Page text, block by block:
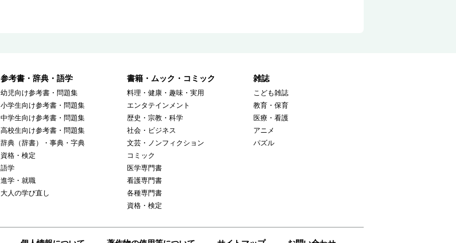
参考書・辞典・語学
幼児向け参考書・問題集
小学生向け参考書・問題集
中学生向け参考書・問題集
高校生向け参考書・問題集
辞典（辞書）・事典・字典
資格・検定
語学
進学・就職
大人の学び直し
書籍・ムック・コミック
料理・健康・趣味・実用
エンタテインメント
歴史・宗教・科学
社会・ビジネス
文芸・ノンフィクション
コミック
医学専門書
看護専門書
各種専門書
資格・検定
雑誌
こども雑誌
教育・保育
医療・看護
アニメ
パズル